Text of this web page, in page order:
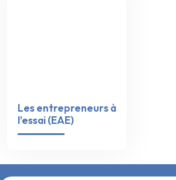
Les entrepreneurs à
l’essai (EAE)